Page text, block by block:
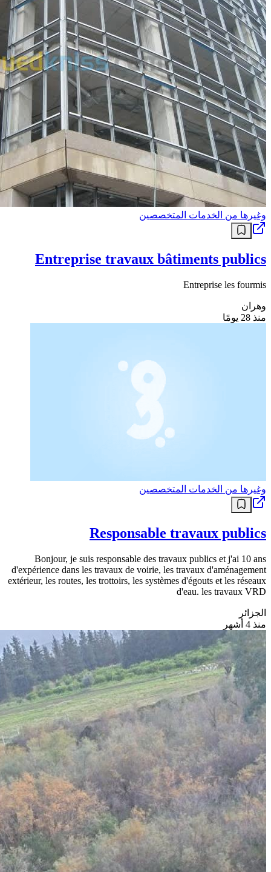
وغيرها من الخدمات المتخصصين
Entreprise travaux bâtiments publics
Entreprise les fourmis
وهران
منذ 28 يومًا
وغيرها من الخدمات المتخصصين
Responsable travaux publics
Bonjour, je suis responsable des travaux publics et j'ai 10 ans
d'expérience dans les travaux de voirie, les travaux d'aménagement
extérieur, les routes, les trottoirs, les systèmes d'égouts et les réseaux
d'eau. les travaux VRD
الجزائر
منذ 4 أشهر